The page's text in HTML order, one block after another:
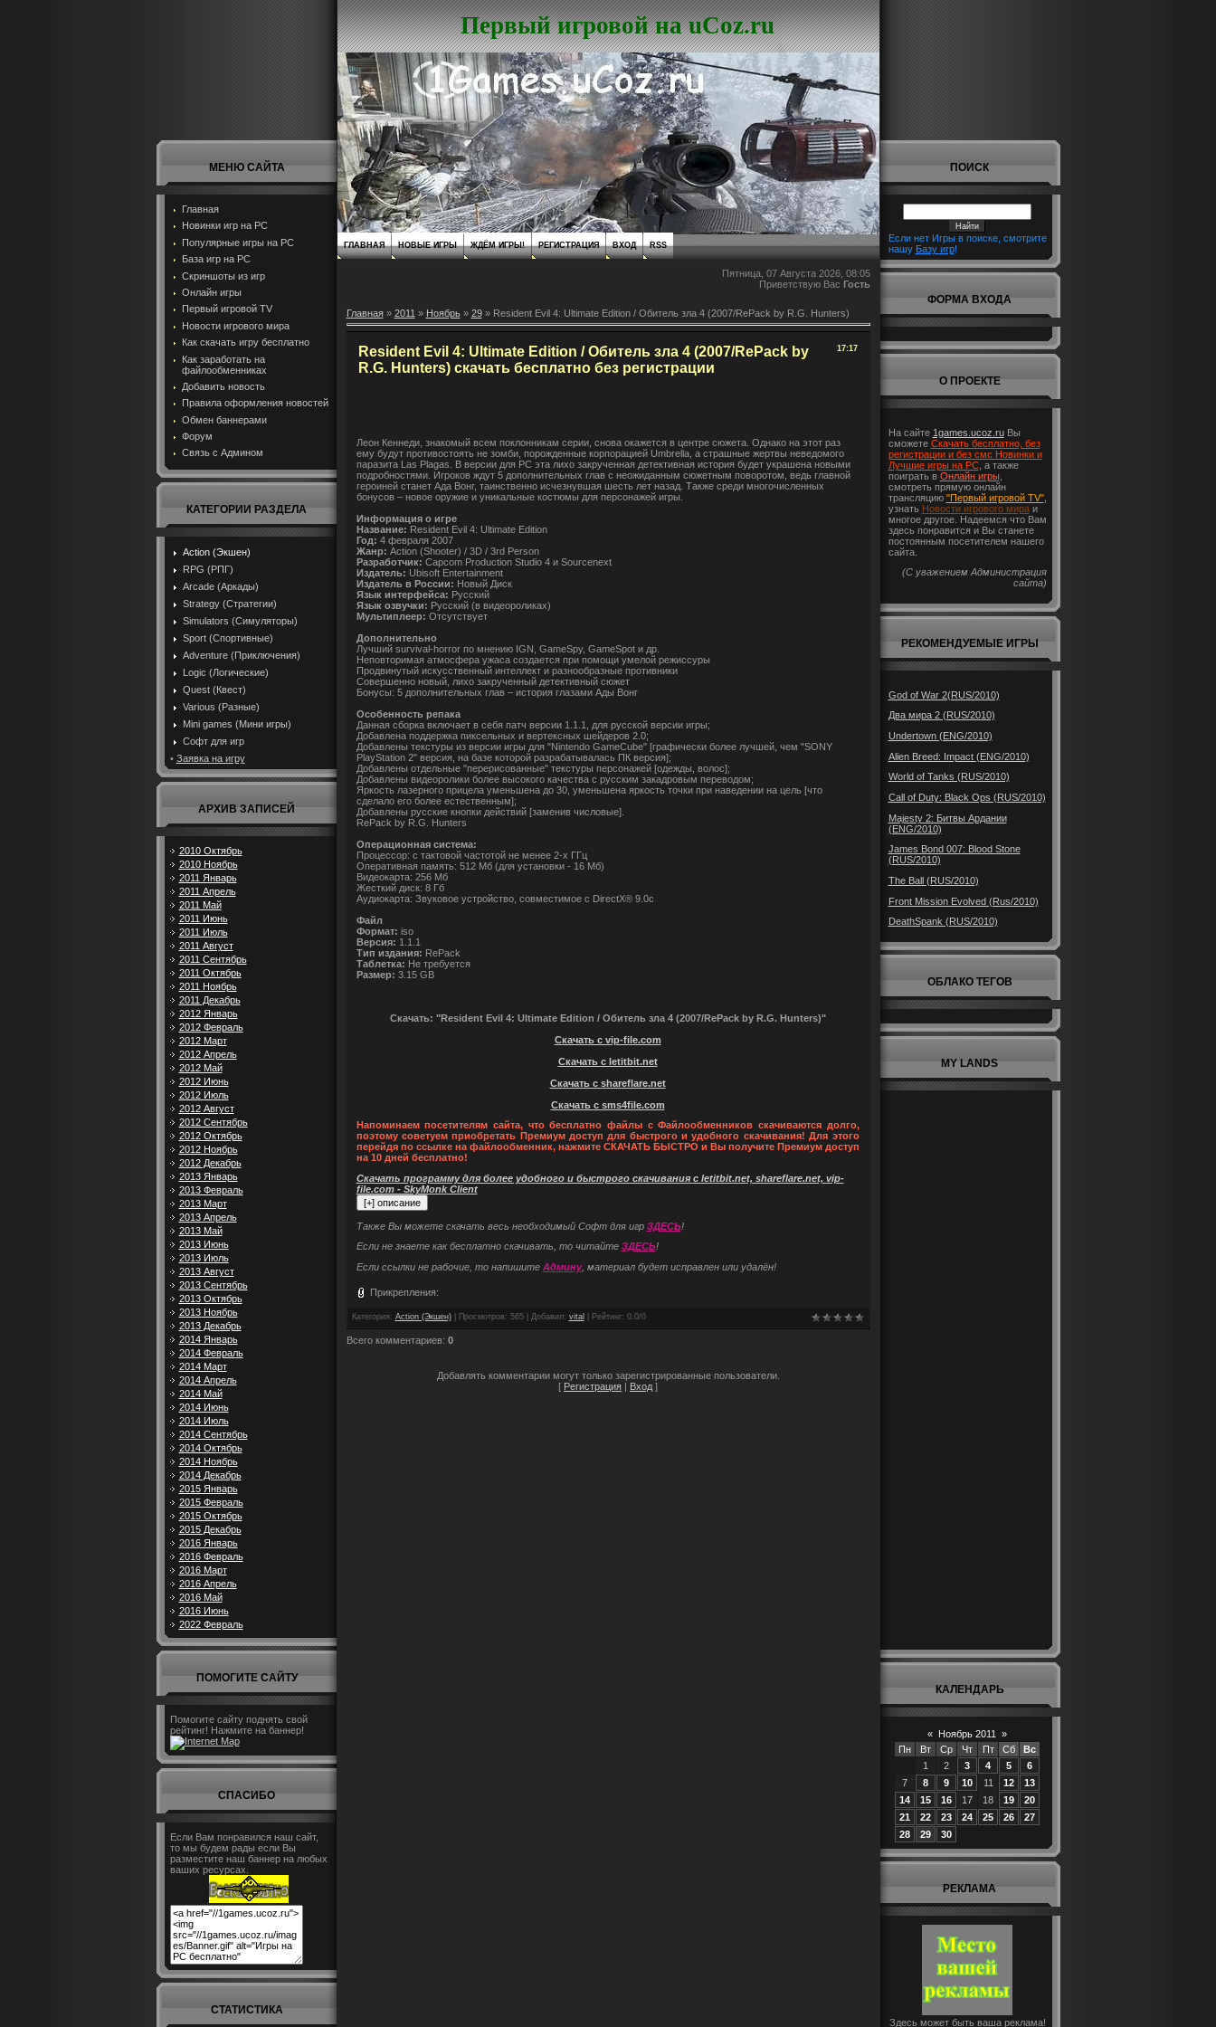
МЕНЮ САЙТА
Главная
Новинки игр на PC
Популярные игры на PC
База игр на РС
Скриншоты из игр
Онлайн игры
Первый игровой TV
Новости игрового мира
Как скачать игру бесплатно
Как заработать на
файлообменниках
Добавить новость
Правила оформления новостей
Обмен баннерами
Форум
Связь с Админом
КАТЕГОРИИ РАЗДЕЛА
Action (Экшен)
RPG (РПГ)
Arcade (Аркады)
Strategy (Стратегии)
Simulators (Симуляторы)
Sport (Спортивные)
Adventure (Приключения)
Logic (Логические)
Quest (Квест)
Various (Разные)
Mini games (Мини игры)
Софт для игр
• Заявка на игру
АРХИВ ЗАПИСЕЙ
2010 Октябрь
2010 Ноябрь
2011 Январь
2011 Апрель
2011 Май
2011 Июнь
2011 Июль
2011 Август
2011 Сентябрь
2011 Октябрь
2011 Ноябрь
2011 Декабрь
2012 Январь
2012 Февраль
2012 Март
2012 Апрель
2012 Май
2012 Июнь
2012 Июль
2012 Август
2012 Сентябрь
2012 Октябрь
2012 Ноябрь
2012 Декабрь
2013 Январь
2013 Февраль
2013 Март
2013 Апрель
2013 Май
2013 Июнь
2013 Июль
2013 Август
2013 Сентябрь
2013 Октябрь
2013 Ноябрь
2013 Декабрь
2014 Январь
2014 Февраль
2014 Март
2014 Апрель
2014 Май
2014 Июнь
2014 Июль
2014 Сентябрь
2014 Октябрь
2014 Ноябрь
2014 Декабрь
2015 Январь
2015 Февраль
2015 Октябрь
2015 Декабрь
2016 Январь
2016 Февраль
2016 Март
2016 Апрель
2016 Май
2016 Июнь
2022 Февраль
ПОМОГИТЕ САЙТУ
Помогите сайту поднять свой
рейтинг! Нажмите на баннер!
СПАСИБО
Если Вам понравился наш сайт,
то мы будем рады если Вы
разместите наш баннер на любых
ваших ресурсах.
СТАТИСТИКА
Первый игровой на uCoz.ru
ГЛАВНАЯ НОВЫЕ ИГРЫ ЖДЁМ ИГРЫ! РЕГИСТРАЦИЯ ВХОД RSS
Пятница, 07 Августа 2026, 08:05
Приветствую Вас Гость
Главная» 2011 » Ноябрь » 29» Resident Evil 4: Ultimate Edition / Обитель зла 4 (2007/RePack by R.G. Hunters)
17:17
Resident Evil 4: Ultimate Edition / Обитель зла 4 (2007/RePack by
R.G. Hunters) скачать бесплатно без регистрации
Леон Кеннеди, знакомый всем поклонникам серии, снова окажется в центре сюжета. Однако на этот раз
ему будут противостоять не зомби, порожденные корпорацией Umbrella, а страшные жертвы неведомого
паразита Las Plagas. В версии для PC эта лихо закрученная детективная история будет украшена новыми
подробностями. Игроков ждут 5 дополнительных глав с неожиданным сюжетным поворотом, ведь главной
героиней станет Ада Вонг, таинственно исчезнувшая шесть лет назад. Также среди многочисленных
бонусов – новое оружие и уникальные костюмы для персонажей игры.
Информация о игре
Название: Resident Evil 4: Ultimate Edition
Год: 4 февраля 2007
Жанр: Action (Shooter) / 3D / 3rd Person
Разработчик: Capcom Production Studio 4 и Sourcenext
Издатель: Ubisoft Entertainment
Издатель в России: Новый Диск
Язык интерфейса: Русский
Язык озвучки: Русский (в видеороликах)
Мультиплеер: Отсутствует
Дополнительно
Лучший survival-horror по мнению IGN, GameSpy, GameSpot и др.
Неповторимая атмосфера ужаса создается при помощи умелой режиссуры
Продвинутый искусственный интеллект и разнообразные противники
Совершенно новый, лихо закрученный детективный сюжет
Бонусы: 5 дополнительных глав – история глазами Ады Вонг
Особенность репака
Данная сборка включает в себя патч версии 1.1.1, для русской версии игры;
Добавлена поддержка пиксельных и вертексных шейдеров 2.0;
Добавлены текстуры из версии игры для "Nintendo GameCube" [графически более лучшей, чем "SONY
PlayStation 2" версия, на базе которой разрабатывалась ПК версия];
Добавлены отдельные "перерисованные" текстуры персонажей [одежды, волос];
Добавлены видеоролики более высокого качества с русским закадровым переводом;
Яркость лазерного прицела уменьшена до 30, уменьшена яркость точки при наведении на цель [что
сделало его более естественным];
Добавлены русские кнопки действий [заменив числовые].
RePack by R.G. Hunters
Операционная система:
Процессор: с тактовой частотой не менее 2-х ГГц
Оперативная память: 512 Мб (для установки - 16 Мб)
Видеокарта: 256 Мб
Жесткий диск: 8 Гб
Аудиокарта: Звуковое устройство, совместимое с DirectX® 9.0с
Файл
Формат: iso
Версия: 1.1.1
Тип издания: RePack
Таблетка: Не требуется
Размер: 3.15 GB
Скачать: "Resident Evil 4: Ultimate Edition / Обитель зла 4 (2007/RePack by R.G. Hunters)"
Скачать с vip-file.com
Скачать с letitbit.net
Скачать с shareflare.net
Скачать с sms4file.com
Напоминаем посетителям сайта, что бесплатно файлы с Файлообменников скачиваются долго,
поэтому советуем приобретать Премиум доступ для быстрого и удобного скачивания! Для этого
перейдя по ссылке на файлообменник, нажмите СКАЧАТЬ БЫСТРО и Вы получите Премиум доступ
на 10 дней бесплатно!
Скачать программу для более удобного и быстрого скачивания с letitbit.net, shareflare.net, vip-
file.com - SkyMonk Client
Также Вы можете скачать весь необходимый Софт для игр ЗДЕСЬ!
Если не знаете как бесплатно скачивать, то читайте ЗДЕСЬ!
Если ссылки не рабочие, то напишите Админу, материал будет исправлен или удалён!
Прикрепления:
Категория : Action (Экшен)| Просмотров: 565 | Добавил: vital Рейтинг: 0.0/0
Всего комментариев: 0
Добавлять комментарии могут только зарегистрированные пользователи.
[ Регистрация | Вход ]
ПОИСК
Если нет Игры в поиске, смотрите
нашу Базу игр!
ФОРМА ВХОДА
О ПРОЕКТЕ
На сайте 1games.ucoz.ruВы
сможете Скачать бесплатно, без
регистрации и без смс Новинки и
Лучшие игры на PC, а также
поиграть в Онлайн игры,
смотреть прямую онлайн
трансляцию "Первый игровой TV",
узнать Новости игрового мираи
многое другое. Надеемся что Вам
здесь понравится и Вы станете
постоянным посетителем нашего
сайта.
(С уважением Администрация
сайта)
РЕКОМЕНДУЕМЫЕ ИГРЫ
God of War 2(RUS/2010)
Два мира 2 (RUS/2010)
Undertown (ENG/2010)
Alien Breed: Impact (ENG/2010)
World of Tanks (RUS/2010)
Call of Duty: Black Ops (RUS/2010)
Majesty 2: Битвы Ардании
(ENG/2010)
James Bond 007: Blood Stone
(RUS/2010)
The Ball (RUS/2010)
Front Mission Evolved (Rus/2010)
DeathSpank (RUS/2010)
ОБЛАКО ТЕГОВ
MY LANDS
КАЛЕНДАРЬ
« Ноябрь 2011
»
Пн
Вт Ср Чт Пт Сб
Вс
1
2 3 4 5
6
7
8 9 10 11 12
13
14
15 16 17 18 19
20
21
22 23 24 25 26
27
28
29 30
РЕКЛАМА
Здесь может быть ваша реклама!